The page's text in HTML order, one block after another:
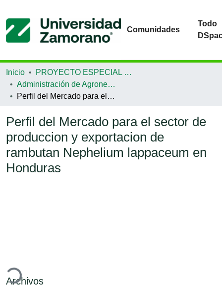
Comunidades
Todo
Inicio
PROYECTO ESPECIAL DE GRADUACIÓN
Administración de Agronegocios
Perfil del Mercado para el sector de produccion y exportacion de rambutan Nephelium lappaceum en Honduras
Perfil del Mercado para el sector de
produccion y exportacion de
rambutan Nephelium lappaceum en
Honduras
Archivos